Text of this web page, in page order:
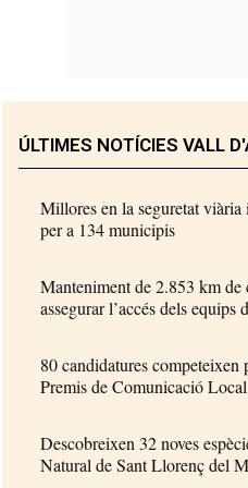
ÚLTIMES NOTÍCIES VALL
Millores en la seguretat
per a 134 municipis
Manteniment de 2.853 km de
assegurar l’accés dels equips
80 candidatures competeixen
Premis de Comunicació Local
Descobreixen 32 noves
Natural de Sant Llorenç del